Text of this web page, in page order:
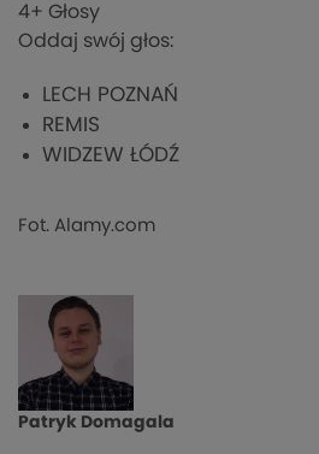
4+ Głosy
Oddaj swój głos:
LECH POZNAŃ
REMIS
WIDZEW ŁÓDŹ
Fot. Alamy.com
Patryk Domagala